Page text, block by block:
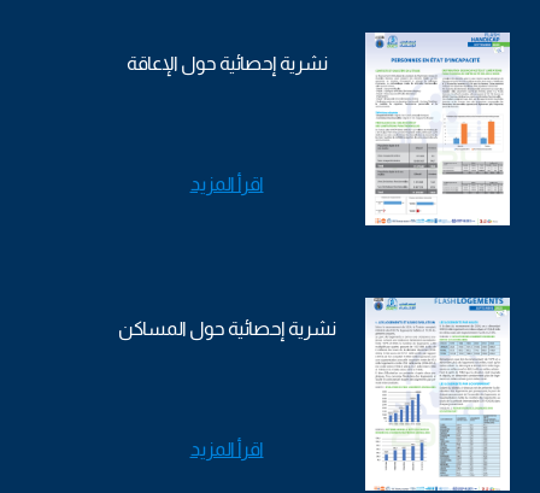
نشرية إحصائية حول الإعاقة
اقرأ المزيد
نشرية إحصائية حول المساكن
اقرأ المزيد